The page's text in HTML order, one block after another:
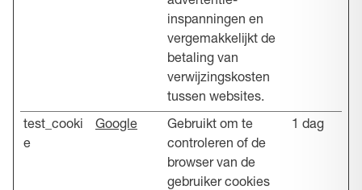
inspanningen en
vergemakkelijkt de
betaling van
verwijzingskosten
tussen websites.
test_cooki
e
Google
Gebruikt om te
controleren of de
browser van de
gebruiker cookies
1 dag